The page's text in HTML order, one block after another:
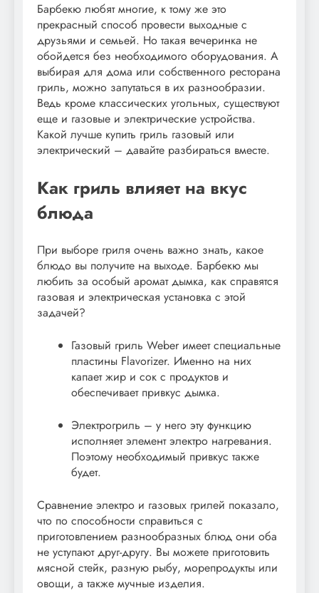
Барбекю любят многие, к тому же это
прекрасный способ провести выходные с
друзьями и семьей. Но такая вечеринка не
обойдется без необходимого оборудования. А
выбирая для дома или собственного ресторана
гриль, можно запутаться в их разнообразии.
Ведь кроме классических угольных, существуют
еще и газовые и электрические устройства.
Какой лучше купить гриль газовый или
электрический – давайте разбираться вместе.
Как гриль влияет на вкус
блюда
При выборе гриля очень важно знать, какое
блюдо вы получите на выходе. Барбекю мы
любить за особый аромат дымка, как справятся
газовая и электрическая установка с этой
задачей?
Газовый гриль Weber имеет специальные
пластины Flavorizer. Именно на них
капает жир и сок с продуктов и
обеспечивает привкус дымка.
Электрогриль – у него эту функцию
исполняет элемент электро нагревания.
Поэтому необходимый привкус также
будет.
Сравнение электро и газовых грилей показало,
что по способности справиться с
приготовлением разнообразных блюд они оба
не уступают друг-другу. Вы можете приготовить
мясной стейк, разную рыбу, морепродукты или
овощи, а также мучные изделия.